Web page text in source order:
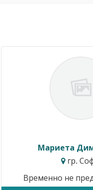
Силвия Симеонова
гр. Варна
Цени от:15.34€ / 30.00лв